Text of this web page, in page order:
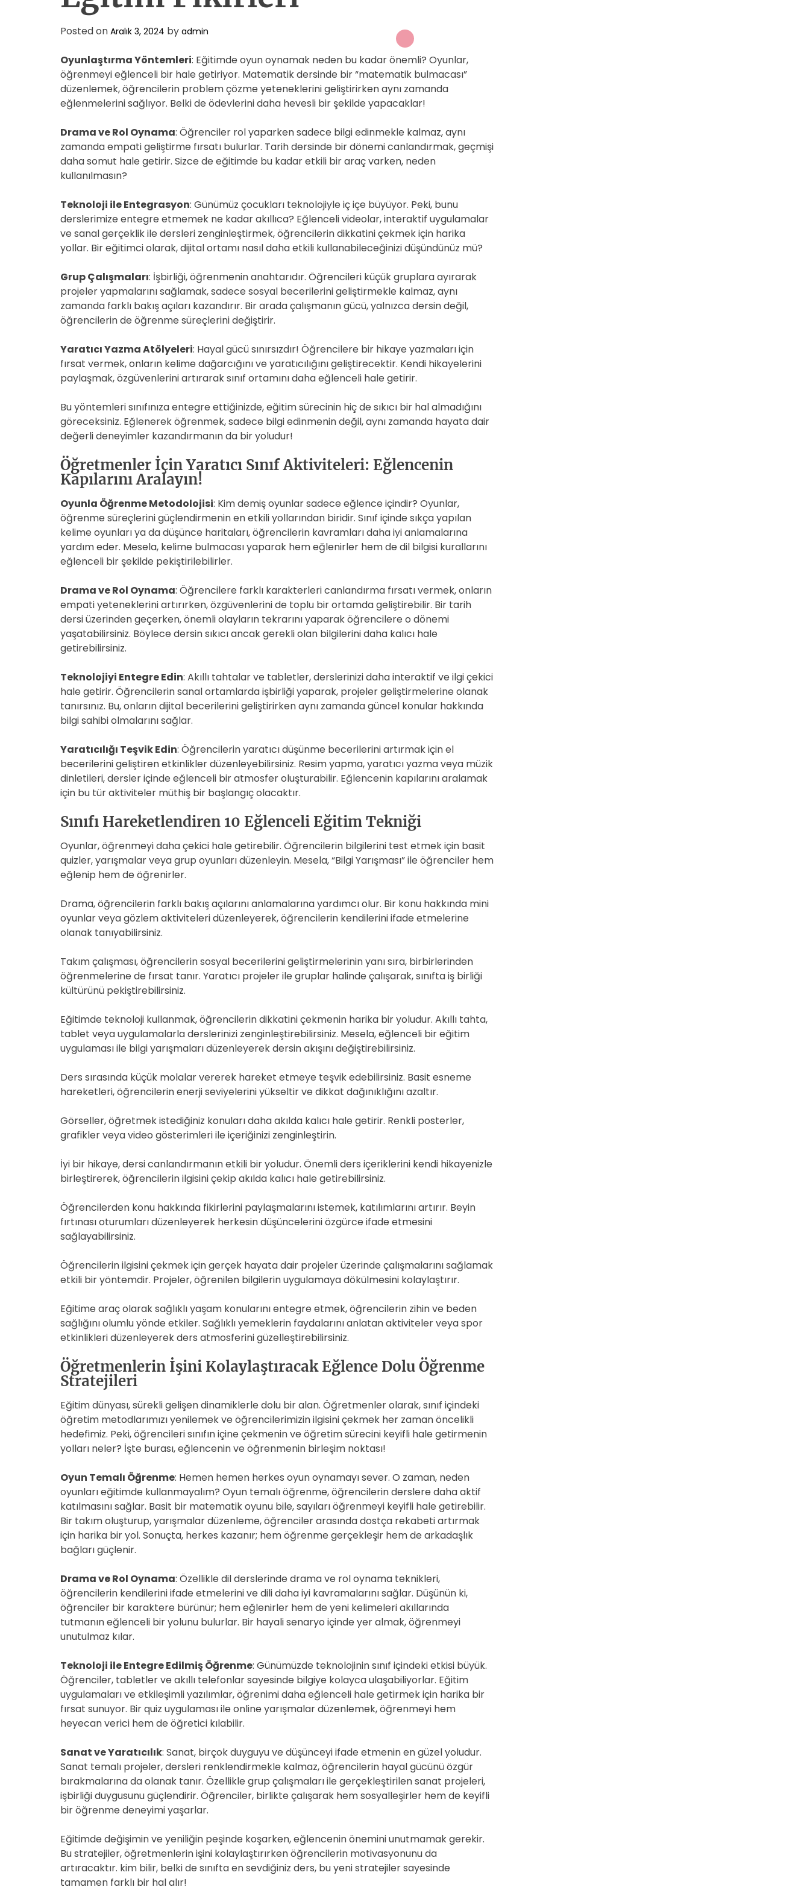
Posted on Aralık 3, 2024 by admin
Oyunlaştırma Yöntemleri: Eğitimde oyun oynamak neden bu kadar önemli? Oyunlar,
öğrenmeyi eğlenceli bir hale getiriyor. Matematik dersinde bir “matematik bulmacası”
düzenlemek, öğrencilerin problem çözme yeteneklerini geliştirirken aynı zamanda
eğlenmelerini sağlıyor. Belki de ödevlerini daha hevesli bir şekilde yapacaklar!
Drama ve Rol Oynama: Öğrenciler rol yaparken sadece bilgi edinmekle kalmaz, aynı
zamanda empati geliştirme fırsatı bulurlar. Tarih dersinde bir dönemi canlandırmak, geçmişi
daha somut hale getirir. Sizce de eğitimde bu kadar etkili bir araç varken, neden
kullanılmasın?
Teknoloji ile Entegrasyon: Günümüz çocukları teknolojiyle iç içe büyüyor. Peki, bunu
derslerimize entegre etmemek ne kadar akıllıca? Eğlenceli videolar, interaktif uygulamalar
ve sanal gerçeklik ile dersleri zenginleştirmek, öğrencilerin dikkatini çekmek için harika
yollar. Bir eğitimci olarak, dijital ortamı nasıl daha etkili kullanabileceğinizi düşündünüz mü?
Grup Çalışmaları: İşbirliği, öğrenmenin anahtarıdır. Öğrencileri küçük gruplara ayırarak
projeler yapmalarını sağlamak, sadece sosyal becerilerini geliştirmekle kalmaz, aynı
zamanda farklı bakış açıları kazandırır. Bir arada çalışmanın gücü, yalnızca dersin değil,
öğrencilerin de öğrenme süreçlerini değiştirir.
Yaratıcı Yazma Atölyeleri: Hayal gücü sınırsızdır! Öğrencilere bir hikaye yazmaları için
fırsat vermek, onların kelime dağarcığını ve yaratıcılığını geliştirecektir. Kendi hikayelerini
paylaşmak, özgüvenlerini artırarak sınıf ortamını daha eğlenceli hale getirir.
Bu yöntemleri sınıfınıza entegre ettiğinizde, eğitim sürecinin hiç de sıkıcı bir hal almadığını
göreceksiniz. Eğlenerek öğrenmek, sadece bilgi edinmenin değil, aynı zamanda hayata dair
değerli deneyimler kazandırmanın da bir yoludur!
Öğretmenler İçin Yaratıcı Sınıf Aktiviteleri: Eğlencenin
Kapılarını Aralayın!
Oyunla Öğrenme Metodolojisi: Kim demiş oyunlar sadece eğlence içindir? Oyunlar,
öğrenme süreçlerini güçlendirmenin en etkili yollarından biridir. Sınıf içinde sıkça yapılan
kelime oyunları ya da düşünce haritaları, öğrencilerin kavramları daha iyi anlamalarına
yardım eder. Mesela, kelime bulmacası yaparak hem eğlenirler hem de dil bilgisi kurallarını
eğlenceli bir şekilde pekiştirilebilirler.
Drama ve Rol Oynama: Öğrencilere farklı karakterleri canlandırma fırsatı vermek, onların
empati yeteneklerini artırırken, özgüvenlerini de toplu bir ortamda geliştirebilir. Bir tarih
dersi üzerinden geçerken, önemli olayların tekrarını yaparak öğrencilere o dönemi
yaşatabilirsiniz. Böylece dersin sıkıcı ancak gerekli olan bilgilerini daha kalıcı hale
getirebilirsiniz.
Teknolojiyi Entegre Edin: Akıllı tahtalar ve tabletler, derslerinizi daha interaktif ve ilgi çekici
hale getirir. Öğrencilerin sanal ortamlarda işbirliği yaparak, projeler geliştirmelerine olanak
tanırsınız. Bu, onların dijital becerilerini geliştirirken aynı zamanda güncel konular hakkında
bilgi sahibi olmalarını sağlar.
Yaratıcılığı Teşvik Edin: Öğrencilerin yaratıcı düşünme becerilerini artırmak için el
becerilerini geliştiren etkinlikler düzenleyebilirsiniz. Resim yapma, yaratıcı yazma veya müzik
dinletileri, dersler içinde eğlenceli bir atmosfer oluşturabilir. Eğlencenin kapılarını aralamak
için bu tür aktiviteler müthiş bir başlangıç olacaktır.
Sınıfı Hareketlendiren 10 Eğlenceli Eğitim Tekniği
Oyunlar, öğrenmeyi daha çekici hale getirebilir. Öğrencilerin bilgilerini test etmek için basit
quizler, yarışmalar veya grup oyunları düzenleyin. Mesela, “Bilgi Yarışması” ile öğrenciler hem
eğlenip hem de öğrenirler.
Drama, öğrencilerin farklı bakış açılarını anlamalarına yardımcı olur. Bir konu hakkında mini
oyunlar veya gözlem aktiviteleri düzenleyerek, öğrencilerin kendilerini ifade etmelerine
olanak tanıyabilirsiniz.
Takım çalışması, öğrencilerin sosyal becerilerini geliştirmelerinin yanı sıra, birbirlerinden
öğrenmelerine de fırsat tanır. Yaratıcı projeler ile gruplar halinde çalışarak, sınıfta iş birliği
kültürünü pekiştirebilirsiniz.
Eğitimde teknoloji kullanmak, öğrencilerin dikkatini çekmenin harika bir yoludur. Akıllı tahta,
tablet veya uygulamalarla derslerinizi zenginleştirebilirsiniz. Mesela, eğlenceli bir eğitim
uygulaması ile bilgi yarışmaları düzenleyerek dersin akışını değiştirebilirsiniz.
Ders sırasında küçük molalar vererek hareket etmeye teşvik edebilirsiniz. Basit esneme
hareketleri, öğrencilerin enerji seviyelerini yükseltir ve dikkat dağınıklığını azaltır.
Görseller, öğretmek istediğiniz konuları daha akılda kalıcı hale getirir. Renkli posterler,
grafikler veya video gösterimleri ile içeriğinizi zenginleştirin.
İyi bir hikaye, dersi canlandırmanın etkili bir yoludur. Önemli ders içeriklerini kendi hikayenizle
birleştirerek, öğrencilerin ilgisini çekip akılda kalıcı hale getirebilirsiniz.
Öğrencilerden konu hakkında fikirlerini paylaşmalarını istemek, katılımlarını artırır. Beyin
fırtınası oturumları düzenleyerek herkesin düşüncelerini özgürce ifade etmesini
sağlayabilirsiniz.
Öğrencilerin ilgisini çekmek için gerçek hayata dair projeler üzerinde çalışmalarını sağlamak
etkili bir yöntemdir. Projeler, öğrenilen bilgilerin uygulamaya dökülmesini kolaylaştırır.
Eğitime araç olarak sağlıklı yaşam konularını entegre etmek, öğrencilerin zihin ve beden
sağlığını olumlu yönde etkiler. Sağlıklı yemeklerin faydalarını anlatan aktiviteler veya spor
etkinlikleri düzenleyerek ders atmosferini güzelleştirebilirsiniz.
Öğretmenlerin İşini Kolaylaştıracak Eğlence Dolu Öğrenme
Stratejileri
Eğitim dünyası, sürekli gelişen dinamiklerle dolu bir alan. Öğretmenler olarak, sınıf içindeki
öğretim metodlarımızı yenilemek ve öğrencilerimizin ilgisini çekmek her zaman öncelikli
hedefimiz. Peki, öğrencileri sınıfın içine çekmenin ve öğretim sürecini keyifli hale getirmenin
yolları neler? İşte burası, eğlencenin ve öğrenmenin birleşim noktası!
Oyun Temalı Öğrenme: Hemen hemen herkes oyun oynamayı sever. O zaman, neden
oyunları eğitimde kullanmayalım? Oyun temalı öğrenme, öğrencilerin derslere daha aktif
katılmasını sağlar. Basit bir matematik oyunu bile, sayıları öğrenmeyi keyifli hale getirebilir.
Bir takım oluşturup, yarışmalar düzenleme, öğrenciler arasında dostça rekabeti artırmak
için harika bir yol. Sonuçta, herkes kazanır; hem öğrenme gerçekleşir hem de arkadaşlık
bağları güçlenir.
Drama ve Rol Oynama: Özellikle dil derslerinde drama ve rol oynama teknikleri,
öğrencilerin kendilerini ifade etmelerini ve dili daha iyi kavramalarını sağlar. Düşünün ki,
öğrenciler bir karaktere bürünür; hem eğlenirler hem de yeni kelimeleri akıllarında
tutmanın eğlenceli bir yolunu bulurlar. Bir hayali senaryo içinde yer almak, öğrenmeyi
unutulmaz kılar.
Teknoloji ile Entegre Edilmiş Öğrenme: Günümüzde teknolojinin sınıf içindeki etkisi büyük.
Öğrenciler, tabletler ve akıllı telefonlar sayesinde bilgiye kolayca ulaşabiliyorlar. Eğitim
uygulamaları ve etkileşimli yazılımlar, öğrenimi daha eğlenceli hale getirmek için harika bir
fırsat sunuyor. Bir quiz uygulaması ile online yarışmalar düzenlemek, öğrenmeyi hem
heyecan verici hem de öğretici kılabilir.
Sanat ve Yaratıcılık: Sanat, birçok duyguyu ve düşünceyi ifade etmenin en güzel yoludur.
Sanat temalı projeler, dersleri renklendirmekle kalmaz, öğrencilerin hayal gücünü özgür
bırakmalarına da olanak tanır. Özellikle grup çalışmaları ile gerçekleştirilen sanat projeleri,
işbirliği duygusunu güçlendirir. Öğrenciler, birlikte çalışarak hem sosyalleşirler hem de keyifli
bir öğrenme deneyimi yaşarlar.
Eğitimde değişimin ve yeniliğin peşinde koşarken, eğlencenin önemini unutmamak gerekir.
Bu stratejiler, öğretmenlerin işini kolaylaştırırken öğrencilerin motivasyonunu da
artıracaktır. kim bilir, belki de sınıfta en sevdiğiniz ders, bu yeni stratejiler sayesinde
tamamen farklı bir hal alır!